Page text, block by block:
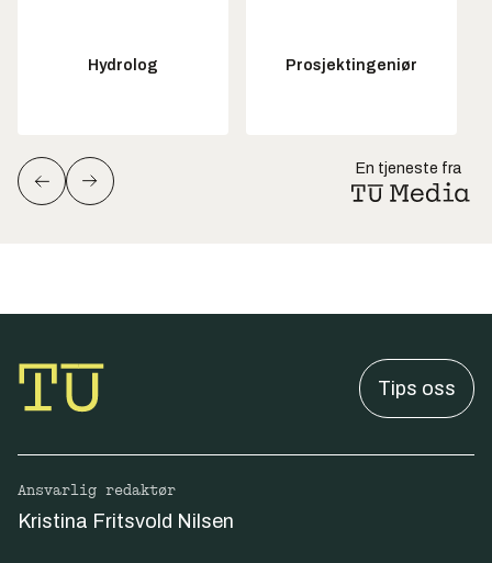
Hydrolog Prosjektingeniør
En tjeneste fra
Tips oss
Ansvarlig redaktør
Kristina Fritsvold Nilsen